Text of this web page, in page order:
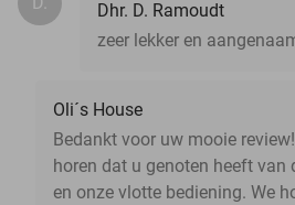
Dhr. D. Ramoudt
zeer lekker en
Oli´s House
Bedankt voor uw mooie
horen dat u genoten heeft van
en onze vlotte bediening. We